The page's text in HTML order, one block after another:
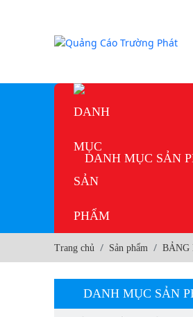
DANH MỤC SẢN
Trang chủ Sản phẩm BẢNG
DANH MỤC SẢN
LÀM BIỂN
TRẬN DĨ AN |
QUẢNG CÁO
LÀM BIỂN